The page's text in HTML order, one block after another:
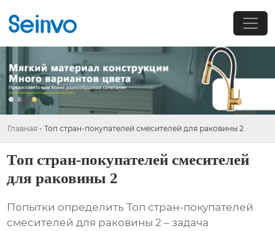
Главная - Топ стран-покупателей смесителей для раковины 2
Топ стран-покупателей смесителей
для раковины 2
Попытки определитьТоп стран-покупателей
смесителей для раковины 2 – задача